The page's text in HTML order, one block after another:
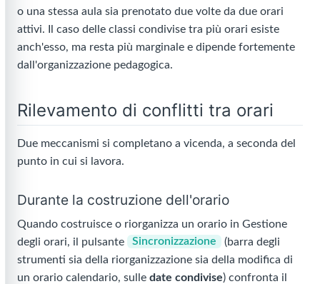
o una stessa aula sia prenotato due volte da due orari
attivi. Il caso delle classi condivise tra più orari esiste
anch'esso, ma resta più marginale e dipende fortemente
dall'organizzazione pedagogica.
Rilevamento di conflitti tra orari
Due meccanismi si completano a vicenda, a seconda del
punto in cui si lavora.
Durante la costruzione dell'orario
Quando costruisce o riorganizza un orario in Gestione
degli orari, il pulsante
Sincronizzazione
(barra degli
strumenti sia della riorganizzazione sia della modifica di
un orario calendario, sulle date condivise) confronta il